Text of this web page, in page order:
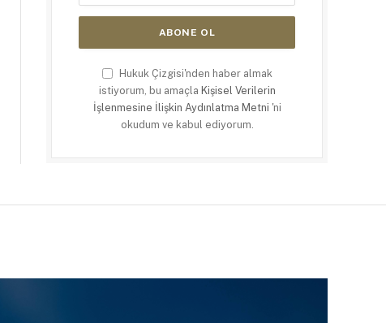
Hukuk Çizgisi'nden haber almak
istiyorum, bu amaçla Kişisel Verilerin
İşlenmesine İlişkin Aydınlatma Metni 'ni
okudum ve kabul ediyorum.